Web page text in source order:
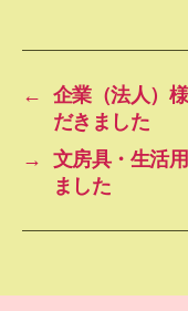
←
企業（法人）
だきました
→
文房具・生活
ました